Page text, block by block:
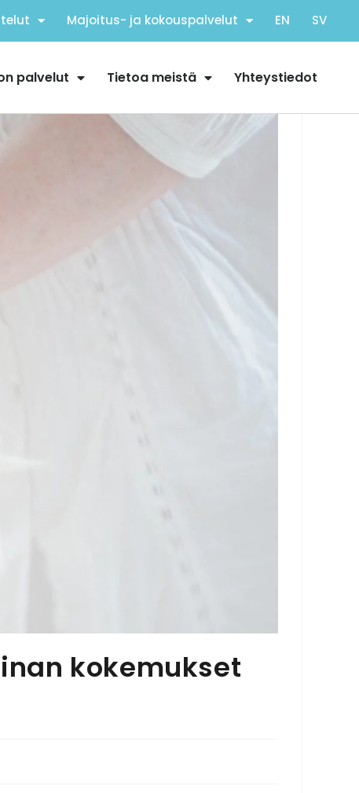
Majoitus- ja kokouspalvelut EN SV
palvelut Tietoa meistä Yhteystiedot
kokemukset